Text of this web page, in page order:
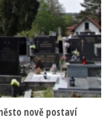
nově postaví